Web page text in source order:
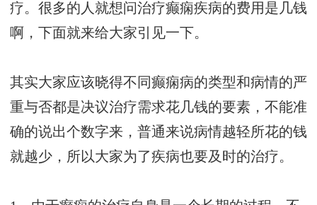
疗。很多的人就想问治疗癫痫疾病的费用是几钱
啊，下面就来给大家引见一下。
其实大家应该晓得不同癫痫病的类型和病情的严
重与否都是决议治疗需求花几钱的要素，不能准
确的说出个数字来，普通来说病情越轻所花的钱
就越少，所以大家为了疾病也要及时的治疗。